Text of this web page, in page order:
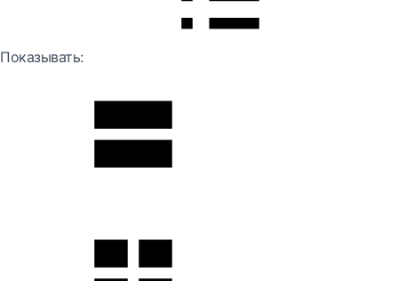
Показывать: